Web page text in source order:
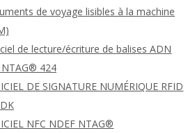
de voyage lisibles à la machine
de lecture/écriture de balises ADN
424
DE SIGNATURE NUMÉRIQUE RFID
NFC NDEF NTAG®